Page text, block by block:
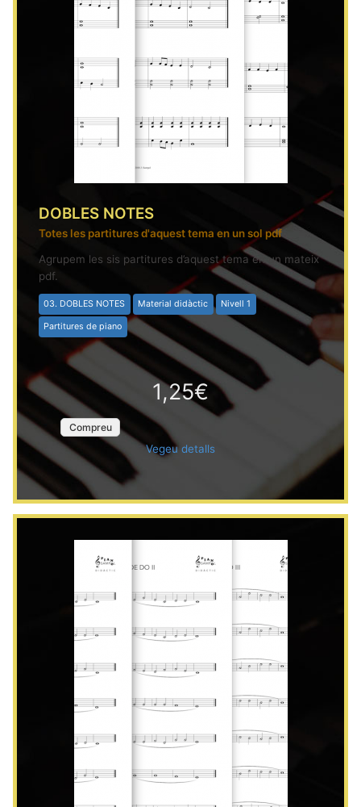
DOBLES NOTES
Totes les partitures d'aquest tema en un sol pdf
Agrupem les sis partitures d’aquest tema en un mateix
pdf.
03. DOBLES NOTES Material didàctic Nivell 1
Partitures de piano
1,25€
Compreu
Vegeu detalls